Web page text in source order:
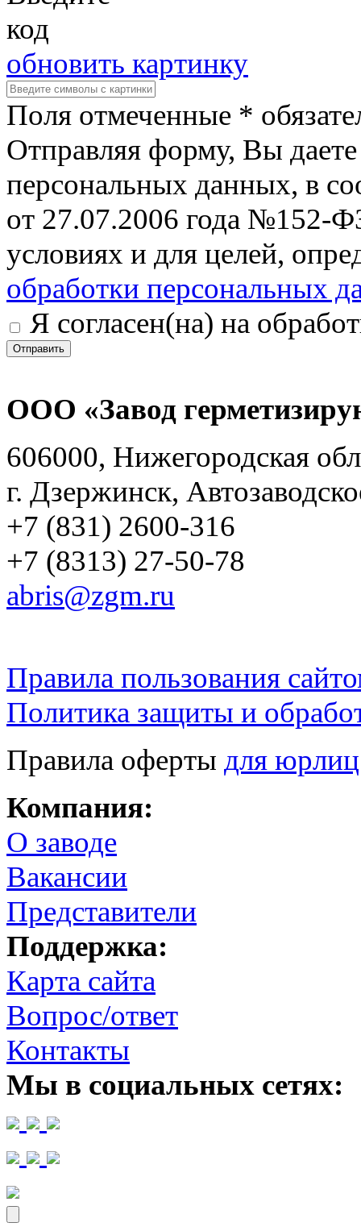
обновить картинку
Поля отмеченные *
Отправляя форму, Вы даете
персональных данных, в
от 27.07.2006 года №152-
условиях и для целей,
обработки персональных
Я согласен(на) на
Отправить
ООО «Завод
606000, Нижегородская
г. Дзержинск,
+7 (831) 2600-316
+7 (8313) 27-50-78
abris@zgm.ru
Правила пользования
Политика защиты и
Правила оферты для
Компания:
О заводе
Вакансии
Представители
Поддержка:
Карта сайта
Вопрос/ответ
Контакты
Мы в социальных сетях: